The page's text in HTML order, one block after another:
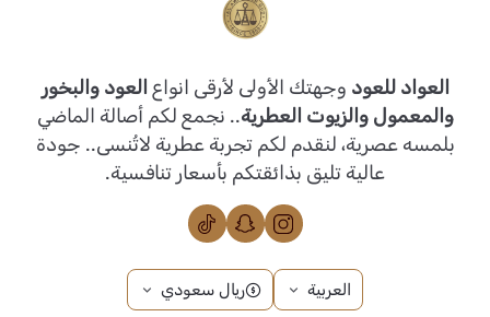
العواد للعود وجهتك الأولى لأرقى انواع العود والبخور
والمعمول والزيوت العطرية.. نجمع لكم أصالة الماضي
بلمسه عصرية، لنقدم لكم تجربة عطرية لاتُنسى.. جودة
عالية تليق بذائقتكم بأسعار تنافسية.
العربية ريال سعودي